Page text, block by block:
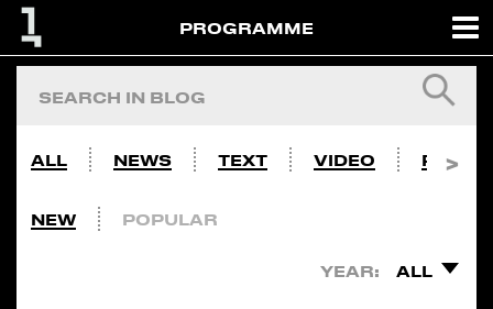
PROGRAMME
ALL NEWS TEXT VIDEO PHOTO
NEW POPULAR
YEAR: ALL